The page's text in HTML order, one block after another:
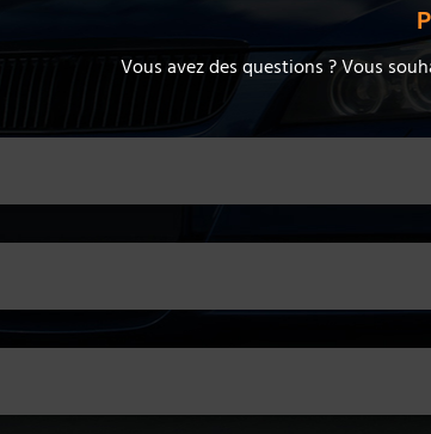
Vous avez des questions ? Vous